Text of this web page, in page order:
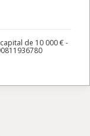
capital de 10 000 € -